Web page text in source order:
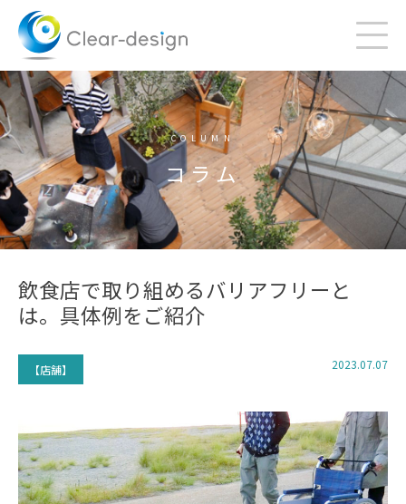
content
COLUMN
コラム
飲食店で取り組めるバリアフリーと
は。具体例をご紹介
【店舗】 2023.07.07